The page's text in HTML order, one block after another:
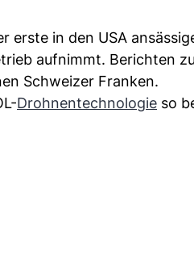
erste in den USA
aufnimmt. Berichten
Schweizer Franken.
Drohnentechnologie so